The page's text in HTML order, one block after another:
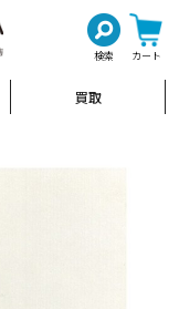
検索 カート
買取